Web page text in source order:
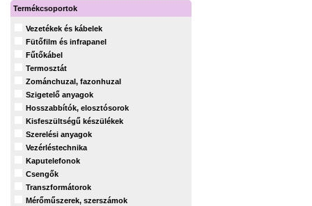
Termékcsoportok
Vezetékek és kábelek
Fütőfilm és infrapanel
Fűtőkábel
Termosztát
Zománchuzal, fazonhuzal
Szigetelő anyagok
Hosszabbítók, elosztósorok
Kisfeszültségű készülékek
Szerelési anyagok
Vezérléstechnika
Kaputelefonok
Csengők
Transzformátorok
Mérőműszerek, szerszámok